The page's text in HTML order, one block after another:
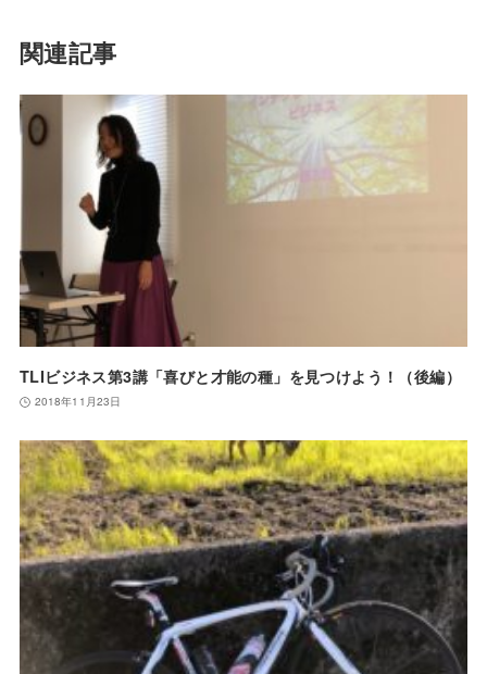
関連記事
TLIビジネス第3講「喜びと才能の種」を見つけよう！（後編）
2018年11月23日